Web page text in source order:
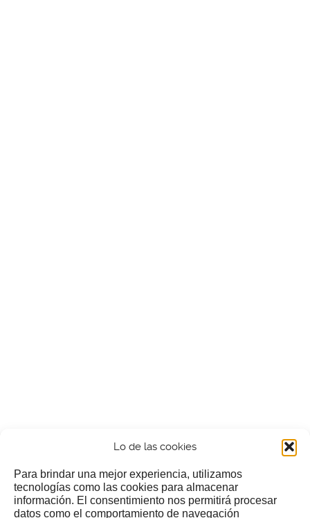
Lo de las cookies
Para brindar una mejor experiencia, utilizamos
tecnologías como las cookies para almacenar
información. El consentimiento nos permitirá procesar
datos como el comportamiento de navegación
¿Nos invitas a un cafecillo?